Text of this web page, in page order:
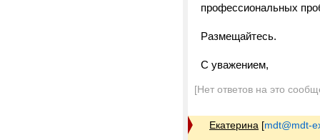
профессиональных
Размещайтесь.
С уважением,
[Нет ответов на это
Екатерина [mdt@mdt-